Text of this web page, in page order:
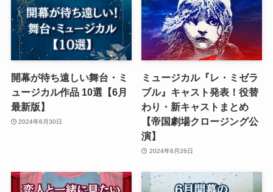
開幕が待ち遠しい舞台・ミ
ュージカル作品 10選【6月
最新版】
2024年6月30日
ミュージカル『レ・ミゼラ
ブル』キャスト発表！役替
わり・新キャストまとめ
【帝国劇場クロージング公
演】
2024年6月26日